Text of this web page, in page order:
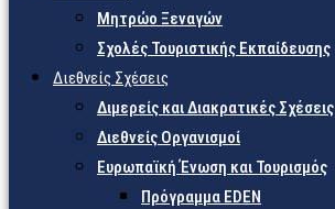
Μητρώο Ξεναγών
Σχολές Τουριστικής Εκπαίδευσης
Διεθνείς Σχέσεις
Διμερείς και Διακρατικές Σχέσεις
Διεθνείς Οργανισμοί
Ευρωπαϊκή Ένωση και Τουρισμός
Πρόγραμμα EDEN